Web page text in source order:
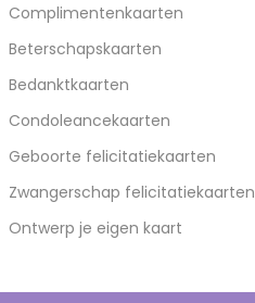
Complimentenkaarten
Beterschapskaarten
Bedanktkaarten
Condoleancekaarten
Geboorte felicitatiekaarten
Zwangerschap felicitatiekaarten
Ontwerp je eigen kaart